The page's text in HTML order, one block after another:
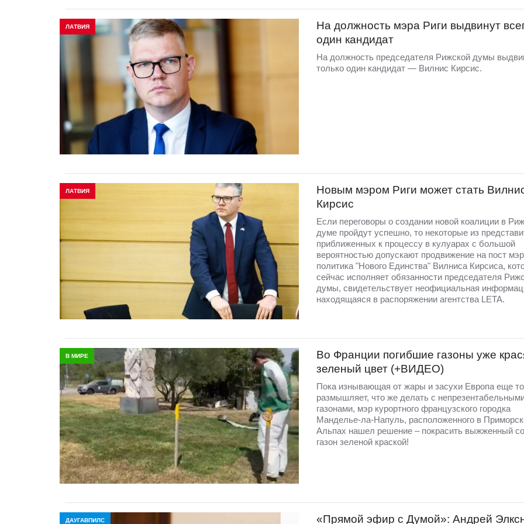
ЛАТВИЯ
На должность мэра Риги выдвинут
один кандидат
На должность председателя Рижской думы
только один кандидат — Вилнис Кирсис.
ЛАТВИЯ
Новым мэром Риги может стать
Кирсис
Если переговоры о создании новой коалиции в
думе пройдут успешно, то некоторые из
приближенных к процессу в кулуарах с большой
вероятностью допускают продвижение на пост
политика "Нового Единства" Вилниса Кирсиса,
сейчас исполняет обязанности председателя
думы, свидетельствует неофициальная
находящаяся в распоряжении агентства LETA.
В МИРЕ
Во Франции погибшие газоны уже
зеленый цвет (+ВИДЕО)
Пока изнывающая от жары и засухи Европа еще
размышляет, что же делать с
газонами, мэр курортного французского городка
Манделье-ла-Напуль, расположенного в
Альпах нашел решение – покрасить выжженный
газон зеленой краской!
ДАУГАВПИЛС «Прямой эфир с Думой»: Андрей